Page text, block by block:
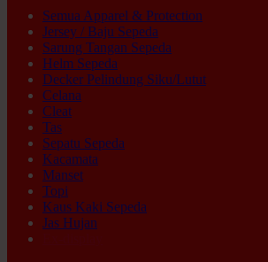
Semua Apparel & Protection
Jersey / Baju Sepeda
Sarung Tangan Sepeda
Helm Sepeda
Decker Pelindung Siku/Lutut
Celana
Cleat
Tas
Sepatu Sepeda
Kacamata
Manset
Topi
Kaus Kaki Sepeda
Jas Hujan